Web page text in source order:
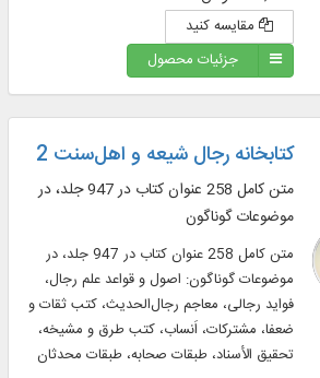
مقایسه کنید
جزئیات محصول
کتابخانه رجال شیعه و اهل‌‌سنت 2
متن کامل 258 عنوان کتاب در 947 جلد، در
موضوعات گوناگون
متن کامل 258 عنوان کتاب در 947 جلد، در
موضوعات گوناگون: اصول و قواعد علم رجال،
فواید رجالی، معاجم رجال‌الحدیث، کتب ثقات و
ضعفا، مشترکات، اَنساب، کتب طرق و مشیخه،
تحقیق الأسناد، طبقات صحابه، طبقات محدثان